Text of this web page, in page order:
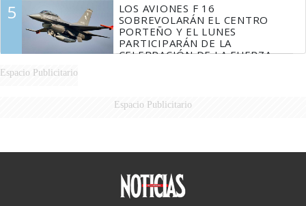
5
LOS AVIONES F 16
SOBREVOLARÁN EL CENTRO
PORTEÑO Y EL LUNES
PARTICIPARÁN DE LA
CELEBRACIÓN DE LA FUERZA
Espacio Publicitario
Espacio Publicitario